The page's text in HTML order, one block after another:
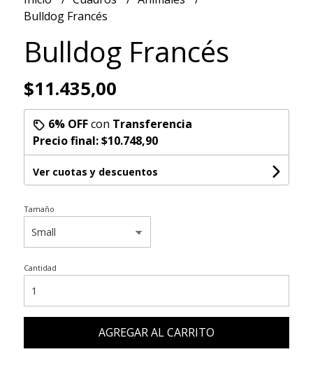
Bulldog Francés
Bulldog Francés
$11.435,00
6% OFFcon Transferencia
Precio final:$10.748,90
Ver cuotas y descuentos
Tamaño
Cantidad
AGREGAR AL CARRITO